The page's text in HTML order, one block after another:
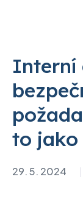
Interní
to
29. 5. 2024